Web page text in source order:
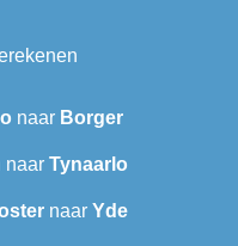
naar Borger
naar Tynaarlo
naar Yde